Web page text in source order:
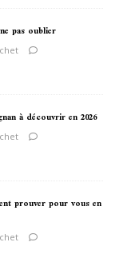
pas oublier
à découvrir en 2026
prouver pour vous en